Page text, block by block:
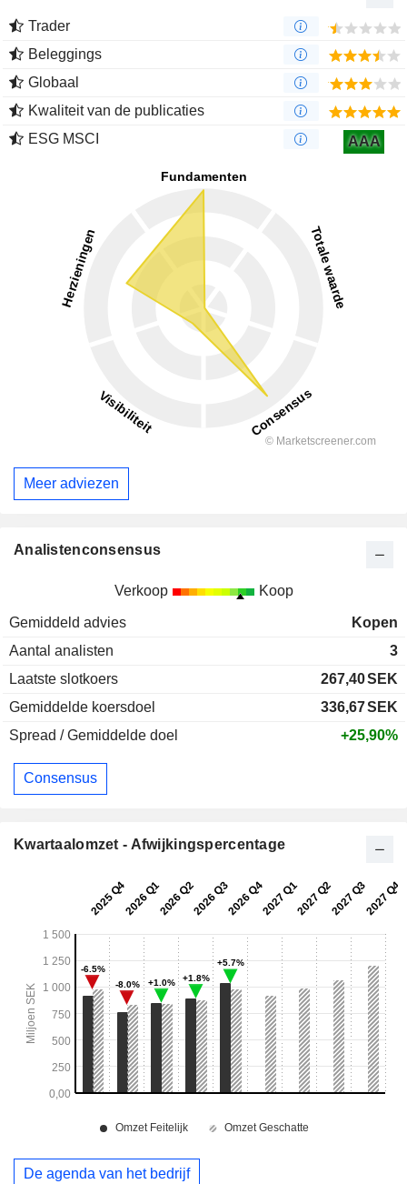
Trader
Beleggings
Globaal
Kwaliteit van de publicaties
ESG MSCI
AAA
Meer adviezen
Analistenconsensus
Verkoop Koop
Gemiddeld advies
Kopen
Aantal analisten
3
Laatste slotkoers
267,40SEK
Gemiddelde koersdoel
336,67SEK
Spread / Gemiddelde doel
+25,90%
Consensus
Kwartaalomzet - Afwijkingspercentage
De agenda van het bedrijf